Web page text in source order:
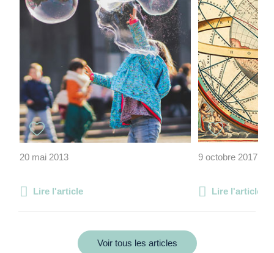
20 mai 2013
Lire l'article
9 octobre 2017
Lire l'article
Voir tous les articles